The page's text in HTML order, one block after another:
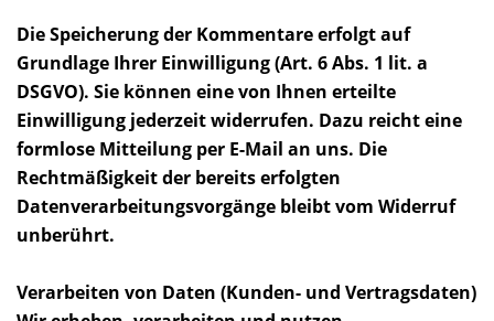
Die Speicherung der Kommentare erfolgt auf
Grundlage Ihrer Einwilligung (Art. 6 Abs. 1 lit. a
DSGVO). Sie können eine von Ihnen erteilte
Einwilligung jederzeit widerrufen. Dazu reicht eine
formlose Mitteilung per E-Mail an uns. Die
Rechtmäßigkeit der bereits erfolgten
Datenverarbeitungsvorgänge bleibt vom Widerruf
unberührt.
Verarbeiten von Daten (Kunden- und Vertragsdaten)